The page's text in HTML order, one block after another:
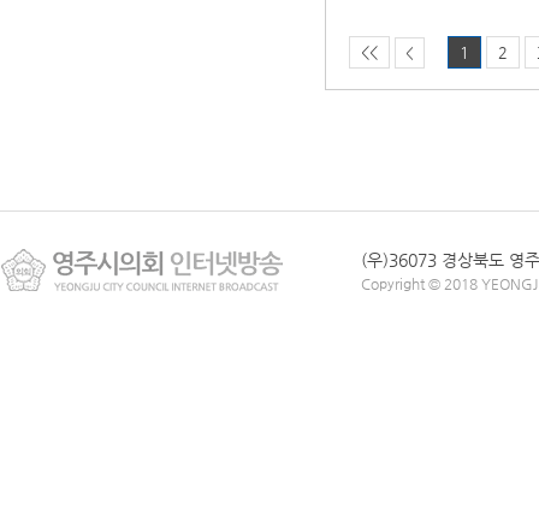
<< < 1 2
(우)36073 경상북도
Copyright © 2018